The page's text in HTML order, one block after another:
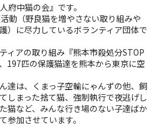
府中猫の会』です。
動（野良猫を増やさない取り組みや
）に尽力しているボランティア団体で
ィアの取り組み『熊本市殺処分STOP
197匹の保護猫達を熊本から東京に空
達は、くまっ子空輸にゃんずの他、飼
しまった捨て猫、強制執行で夜逃げし
猫など、みんな行き場のない子達ばか
参加させています。